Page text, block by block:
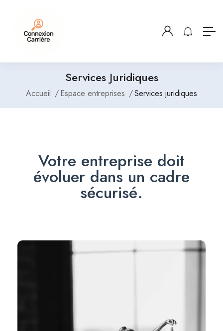
Services Juridiques
Accueil Espace entreprises Services juridiques
Votre entreprise doit
évoluer dans un cadre
sécurisé.